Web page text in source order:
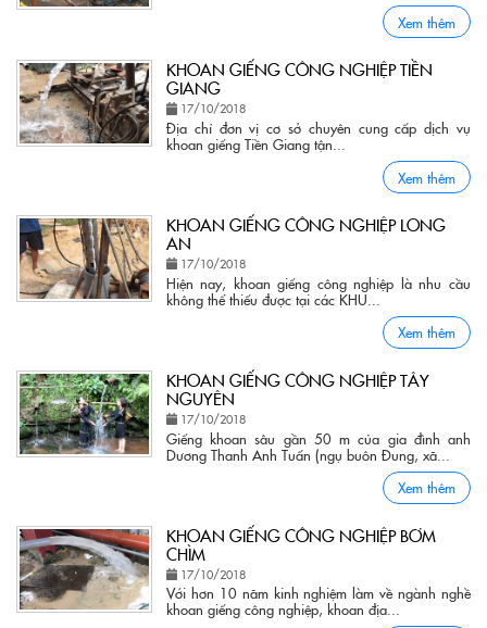
Xem thêm
KHOAN GIẾNG CÔNG NGHIỆP TIỀN
GIANG
17/10/2018
Địa chỉ đơn vị cơ sở chuyên cung cấp dịch vụ
khoan giếng Tiền Giang tận...
Xem thêm
KHOAN GIẾNG CÔNG NGHIỆP LONG
AN
17/10/2018
Hiện nay, khoan giếng công nghiệp là nhu cầu
không thể thiếu được tại các KHU...
Xem thêm
KHOAN GIẾNG CÔNG NGHIỆP TÂY
NGUYÊN
17/10/2018
Giếng khoan sâu gần 50 m của gia đình anh
Dương Thanh Anh Tuấn (ngụ buôn Đung, xã...
Xem thêm
KHOAN GIẾNG CÔNG NGHIỆP BƠM
CHÌM
17/10/2018
Với hơn 10 năm kinh nghiệm làm về ngành nghề
khoan giếng công nghiệp, khoan địa...